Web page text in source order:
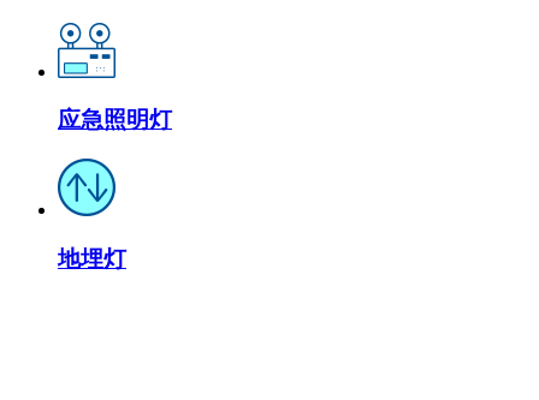
应急照明灯
地埋灯